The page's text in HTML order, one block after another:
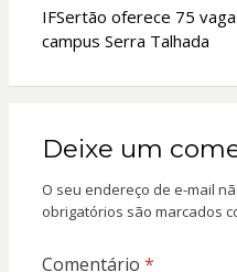
IFSertão oferece 75
campus Serra Talhada
Deixe um
O seu endereço de e-mail
obrigatórios são marcados
Comentário *